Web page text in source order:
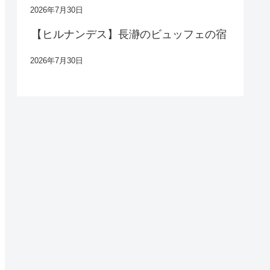
2026年7月30日
【ヒルナンデス】長瀞のビュッフェの宿
2026年7月30日